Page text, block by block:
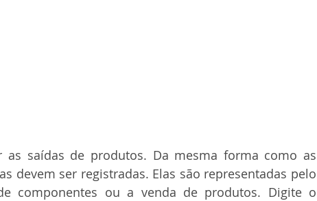
as saídas de produtos. Da mesma forma como as
devem ser registradas. Elas são representadas pelo
componentes ou a venda de produtos. Digite o